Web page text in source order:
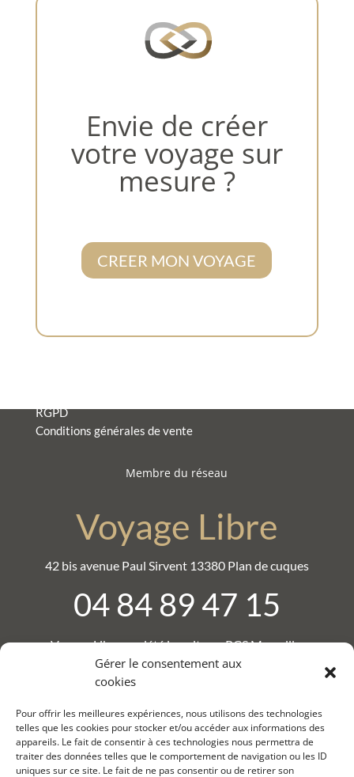
Gérer le consentement aux
cookies
Pour offrir les meilleures expériences, nous utilisons des technologies
telles que les cookies pour stocker et/ou accéder aux informations des
appareils. Le fait de consentir à ces technologies nous permettra de
traiter des données telles que le comportement de navigation ou les ID
uniques sur ce site. Le fait de ne pas consentir ou de retirer son
Envie de créer
votre voyage sur
mesure ?
CREER MON VOYAGE
RGPD
Conditions générales de vente
Membre du réseau
Voyage Libre
42 bis avenue Paul Sirvent 13380 Plan de cuques
04 84 89 47 15
Voyage Libre, société inscrite au RCS Marseille,
numéro : B 881 920 623.
Numéro de SIRET : 88192062300017 .
© S-MARTIN 2026